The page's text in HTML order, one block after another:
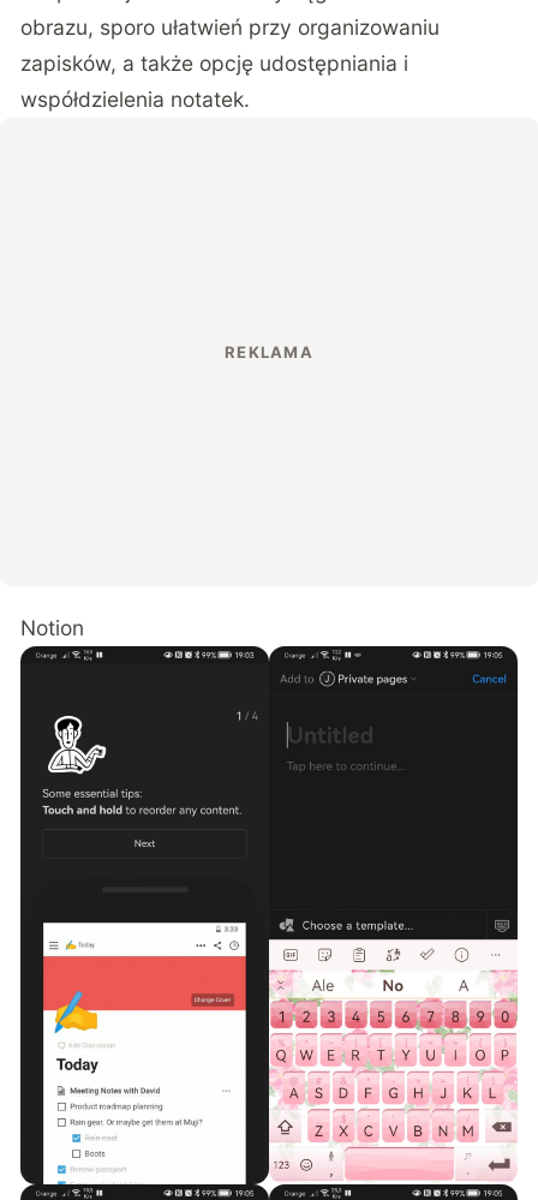
obrazu, sporo ułatwień przy organizowaniu
zapisków, a także opcję udostępniania i
współdzielenia notatek.
Notion